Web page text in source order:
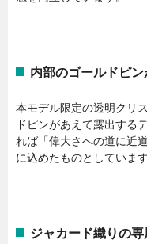
内部のゴールドピン
本モデル限定の透明クリ
ドピンがあえて露出する
れば「偉大さへの道に近
に込めたものとしています
ジャカード織りの